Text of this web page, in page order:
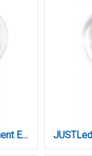
JUSTLed-LED Filament Ε14 G45 6W 4000K Φυσικό (B144506102)